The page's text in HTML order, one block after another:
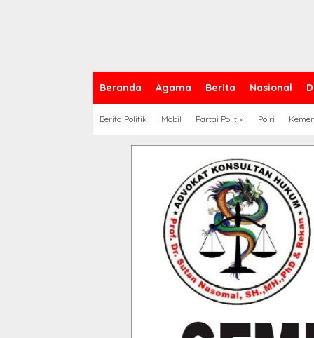
Beranda Agama Berita Nasional
Berita Politik Mobil Partai Politik Polri